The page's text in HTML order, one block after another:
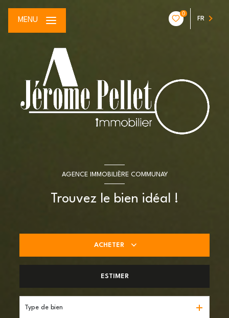
0
FR
MENU
AGENCE IMMOBILIÈRE COMMUNAY
Trouvez le bien idéal !
ACHETER
ESTIMER
Type de bien